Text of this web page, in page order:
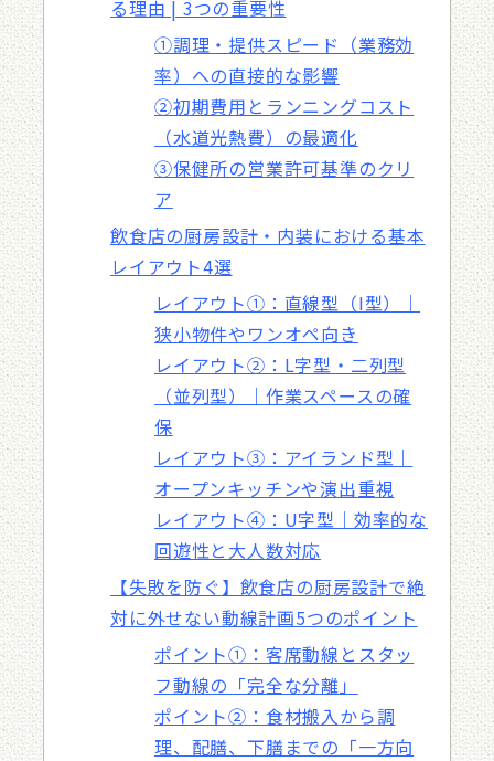
る理由 | 3つの重要性
①調理・提供スピード（業務効
率）への直接的な影響
②初期費用とランニングコスト
（水道光熱費）の最適化
③保健所の営業許可基準のクリ
ア
飲食店の厨房設計・内装における基本
レイアウト4選
レイアウト①：直線型（I型）｜
狭小物件やワンオペ向き
レイアウト②：L字型・二列型
（並列型）｜作業スペースの確
保
レイアウト③：アイランド型｜
オープンキッチンや演出重視
レイアウト④：U字型｜効率的な
回遊性と大人数対応
【失敗を防ぐ】飲食店の厨房設計で絶
対に外せない動線計画5つのポイント
ポイント①：客席動線とスタッ
フ動線の「完全な分離」
ポイント②：食材搬入から調
理、配膳、下膳までの「一方向